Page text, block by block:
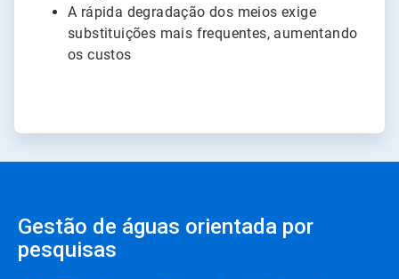
A rápida degradação dos meios exige
substituições mais frequentes, aumentando
os custos
Gestão de águas orientada por
pesquisas